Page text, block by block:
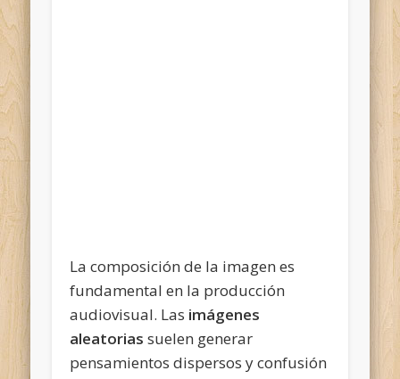
La composición de la imagen es
fundamental en la producción
audiovisual. Las imágenes
aleatorias suelen generar
pensamientos dispersos y confusión